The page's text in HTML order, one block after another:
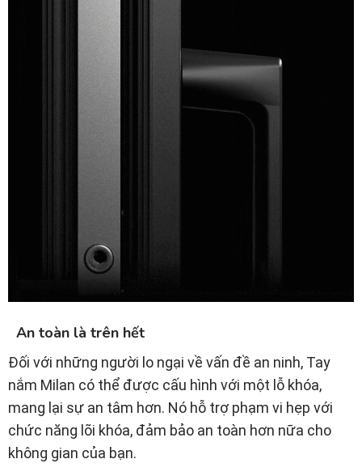
An toàn là trên hết
Đối với những người lo ngại về vấn đề an ninh, Tay
nắm Milan có thể được cấu hình với một lỗ khóa,
mang lại sự an tâm hơn. Nó hỗ trợ phạm vi hẹp với
chức năng lõi khóa, đảm bảo an toàn hơn nữa cho
không gian của bạn.